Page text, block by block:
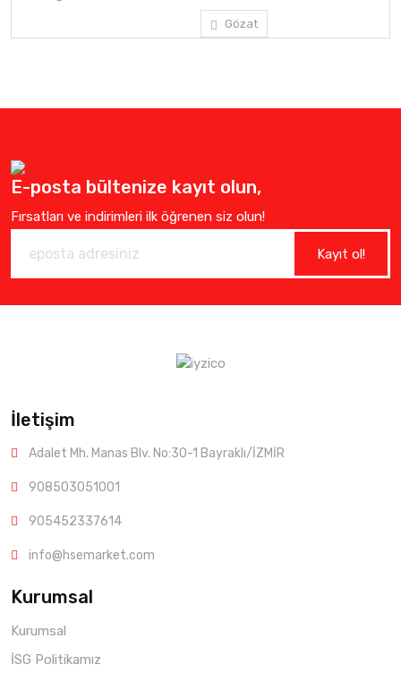
Gözat
E-posta bültenize kayıt olun,
Fırsatları ve indirimleri ilk öğrenen siz olun!
Kayıt ol!
İletişim
Adalet Mh. Manas Blv. No:30-1 Bayraklı/İZMİR
908503051001
905452337614
info@hsemarket.com
Kurumsal
Kurumsal
İSG Politikamız